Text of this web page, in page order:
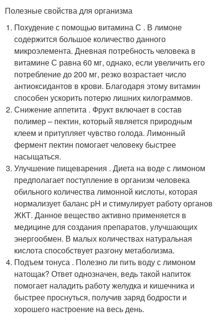
Полезные свойства для организма
Похудение с помощью витамина С . В лимоне
содержится большое количество данного
микроэлемента. Дневная потребность человека в
витамине С равна 60 мг, однако, если увеличить его
потребление до 200 мг, резко возрастает число
антиоксидантов в крови. Благодаря этому витамин
способен ускорить потерю лишних килограммов.
Снижение аппетита . Фрукт включает в состав
полимер – пектин, который является природным
клеем и притупляет чувство голода. Лимонный
фермент пектин помогает человеку быстрее
насыщаться.
Улучшение пищеварения . Диета на воде с лимоном
предполагает поступление в организм человека
обильного количества лимонной кислоты, которая
нормализует баланс pH и стимулирует работу органов
ЖКТ. Данное вещество активно применяется в
медицине для создания препаратов, улучшающих
энергообмен. В малых количествах натуральная
кислота способствует разгону метаболизма.
Подъем тонуса . Полезно ли пить воду с лимоном
натощак? Ответ однозначен, ведь такой напиток
помогает наладить работу желудка и кишечника и
быстрее проснуться, получив заряд бодрости и
хорошего настроение на весь день.